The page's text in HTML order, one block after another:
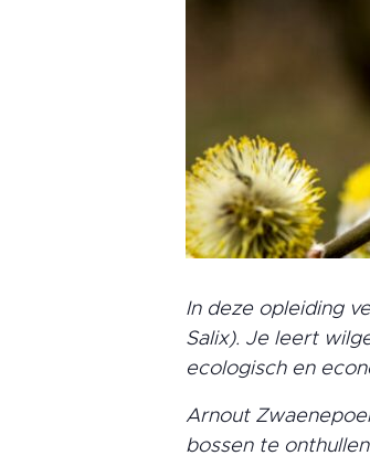
In deze opleiding
Salix). Je leert
ecologisch en
Arnout
bossen te